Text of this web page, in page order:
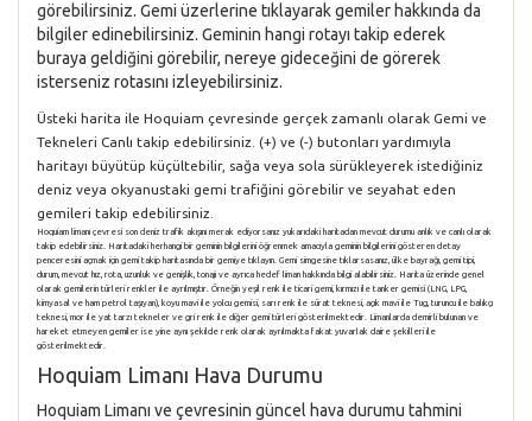
görebilirsiniz. Gemi üzerlerine tıklayarak gemiler hakkında da
bilgiler edinebilirsiniz. Geminin hangi rotayı takip ederek
buraya geldiğini görebilir, nereye gideceğini de görerek
isterseniz rotasını izleyebilirsiniz.
Üsteki harita ile Hoquiam çevresinde gerçek zamanlı olarak Gemi ve
Tekneleri Canlı takip edebilirsiniz. (+) ve (-) butonları yardımıyla
haritayı büyütüp küçültebilir, sağa veya sola sürükleyerek istediğiniz
deniz veya okyanustaki gemi trafiğini görebilir ve seyahat eden
gemileri takip edebilirsiniz.
Hoquiam limanı çevresi son deniz trafik akışını merak ediyorsanız yukarıdaki haritadan mevcut durumu anlık ve canlı olarak
takip edebilirsiniz. Haritadaki herhangi bir geminin bilgilerini öğrenmek amacıyla geminin bilgilerini gösteren detay
penceresini açmak için gemi takip haritasında bir gemiye tıklayın. Gemi simgesine tıklarsasanız, ülke bayrağı, gemi tipi,
durum, mevcut hız, rota, uzunluk ve genişlik, tonajı ve ayrıca hedef liman hakkında bilgi alabilirsiniz. Harita üzerinde genel
olarak gemilerin türleri renkler ile ayrılmıştır. Örneğin yeşil renk ile ticari gemi, kırmızı ile tanker gemisi (LNG, LPG,
kimyasal ve ham petrol taşıyan), koyu mavi ile yolcu gemisi, sarı renk ile sürat teknesi, açık mavi ile Tug, turuncu ile balıkçı
teknesi, mor ile yat tarzı tekneler ve gri renk ile diğer gemi türleri gösterilmektedir. Limanlarda demirli bulunan ve
hareket etmeyen gemiler ise yine aynı şekilde renk olarak ayrılmakta fakat yuvarlak daire şekilleri ile
gösterilmektedir.
Hoquiam Limanı Hava Durumu
Hoquiam Limanı ve çevresinin güncel hava durumu tahmini